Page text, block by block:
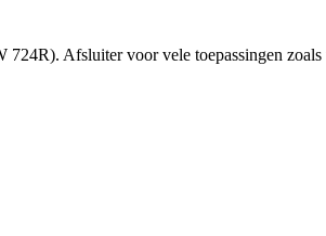
Afsluiter voor vele toepassingen